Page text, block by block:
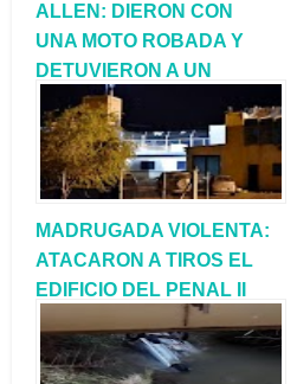
ALLEN: DIERON CON
UNA MOTO ROBADA Y
DETUVIERON A UN
HOMBRE CON PEDIDO
CAPTURA
MADRUGADA VIOLENTA:
ATACARON A TIROS EL
EDIFICIO DEL PENAL II